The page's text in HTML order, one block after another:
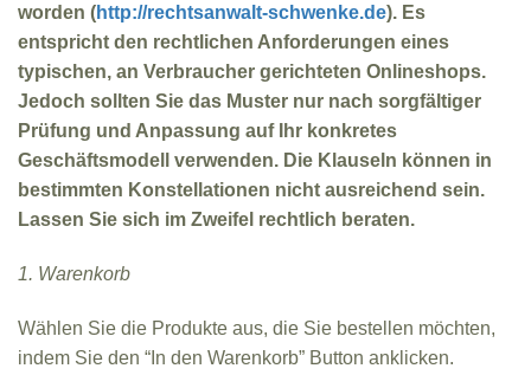
worden (http://rechtsanwalt-schwenke.de). Es
entspricht den rechtlichen Anforderungen eines
typischen, an Verbraucher gerichteten Onlineshops.
Jedoch sollten Sie das Muster nur nach sorgfältiger
Prüfung und Anpassung auf Ihr konkretes
Geschäftsmodell verwenden. Die Klauseln können in
bestimmten Konstellationen nicht ausreichend sein.
Lassen Sie sich im Zweifel rechtlich beraten.
1. Warenkorb
Wählen Sie die Produkte aus, die Sie bestellen möchten,
indem Sie den “In den Warenkorb” Button anklicken.